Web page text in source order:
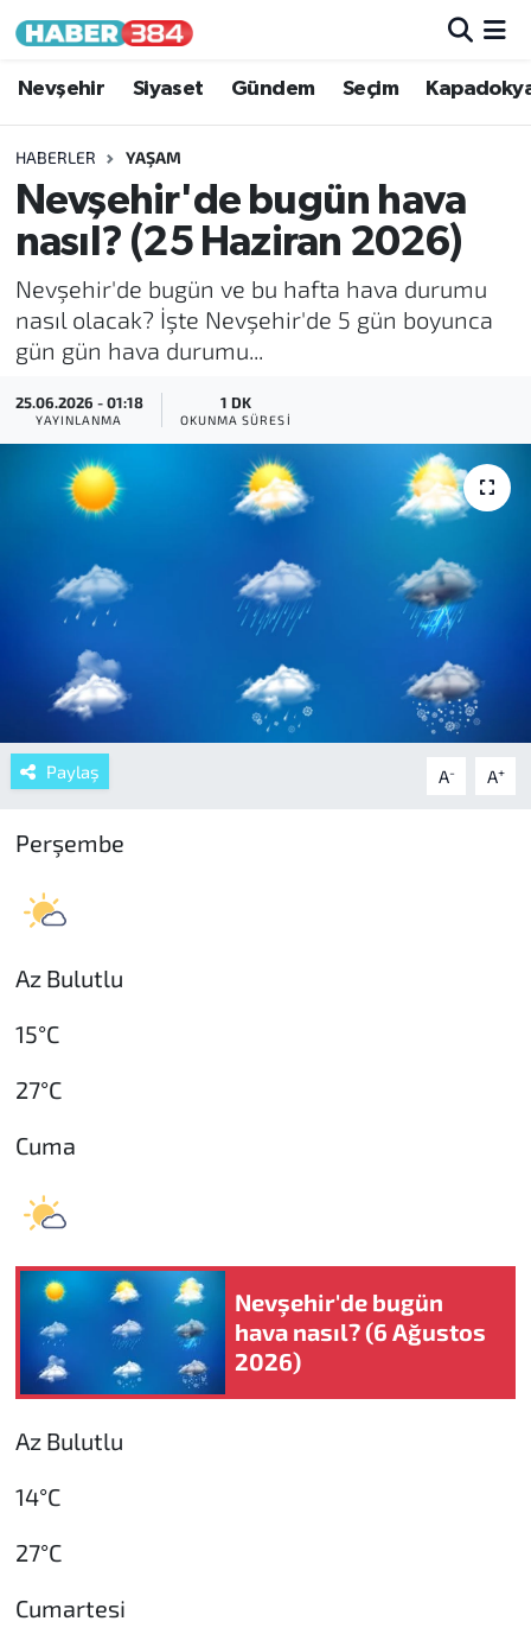
Nevşehir Siyaset Gündem Seçim
HABERLER YAŞAM
Nevşehir'de bugün hava
nasıl? (25 Haziran 2026)
Nevşehir'de bugün ve bu hafta hava durumu
nasıl olacak? İşte Nevşehir'de 5 gün boyunca
gün gün hava durumu...
25.06.2026 - 01:18
YAYINLANMA
1 DK
OKUNMA SÜRESI
Paylaş A- A+
Perşembe
Az Bulutlu
15°C
27°C
Cuma
Nevşehir'de bugün
hava nasıl? (6 Ağustos
2026)
Az Bulutlu
14°C
27°C
Cumartesi
Nöbetçi Eczaneler
Hava Durumu
Trafik Durumu
Tüm Manşetler
Son Dakika Haberleri
Haber Arşivi